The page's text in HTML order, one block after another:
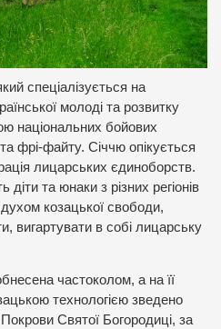
спеціалізується на
молоді та розвитку
національних бойових
фрі-файту. Січчю опікується
лицарських єдиноборств.
та юнаки з різних регіонів
козацької свободи,
вигартувати в собі лицарську
частоколом, а на її
технологією зведено
Святої Богородиці, за